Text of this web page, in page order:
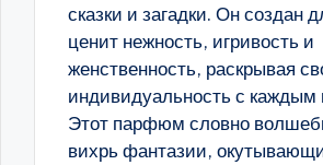
сказки и загадки. Он создан
ценит нежность, игривость и
женственность, раскрывая
индивидуальность с каждым
Этот парфюм словно
вихрь фантазии,